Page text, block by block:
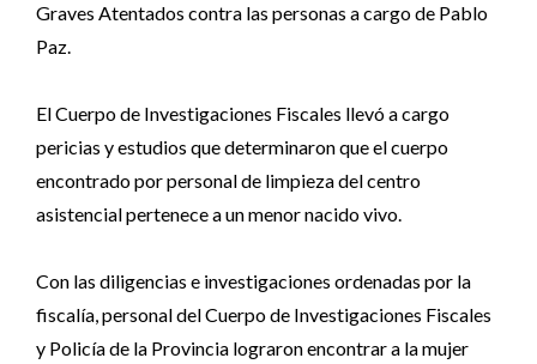
Graves Atentados contra las personas a cargo de Pablo
Paz.
El Cuerpo de Investigaciones Fiscales llevó a cargo
pericias y estudios que determinaron que el cuerpo
encontrado por personal de limpieza del centro
asistencial pertenece a un menor nacido vivo.
Con las diligencias e investigaciones ordenadas por la
fiscalía, personal del Cuerpo de Investigaciones Fiscales
y Policía de la Provincia lograron encontrar a la mujer